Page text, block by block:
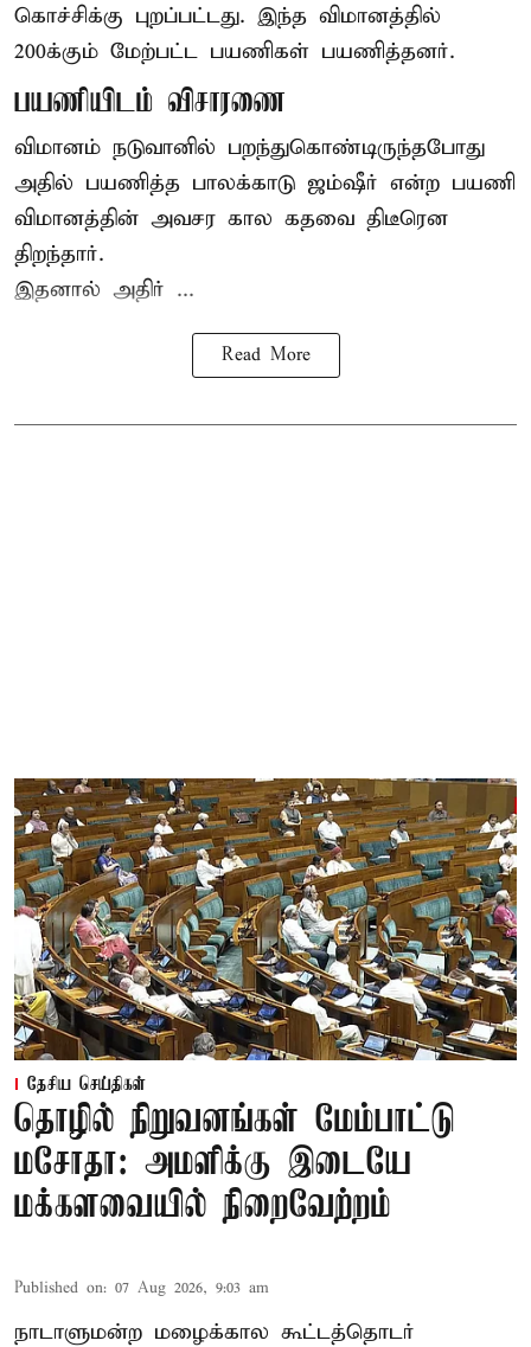
கொச்சிக்கு புறப்பட்டது. இந்த விமானத்தில்
200க்கும் மேற்பட்ட பயணிகள் பயணித்தனர்.
பயணியிடம் விசாரணை
விமானம் நடுவானில் பறந்துகொண்டிருந்தபோது
அதில் பயணித்த பாலக்காடு ஜம்ஷீர் என்ற பயணி
விமானத்தின் அவசர கால கதவை திடீரென
திறந்தார்.
இதனால் அதிர் ...
Read More
தேசிய செய்திகள்
தொழில் நிறுவனங்கள் மேம்பாட்டு
மசோதா: அமளிக்கு இடையே
மக்களவையில் நிறைவேற்றம்
Published on: 07 Aug 2026, 9:03 am
நாடாளுமன்ற மழைக்கால கூட்டத்தொடர்